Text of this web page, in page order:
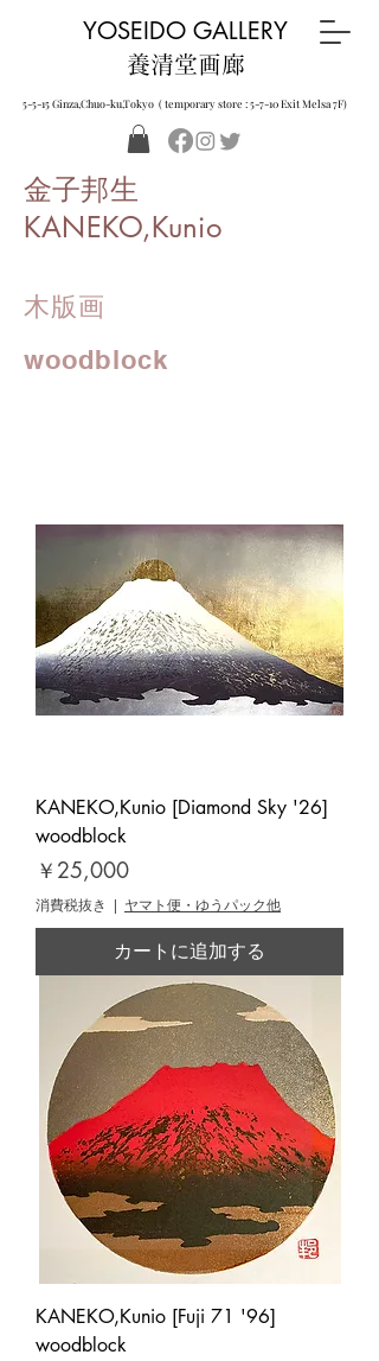
YOSEIDO GALLERY
養清堂画廊
5-5-15 Ginza,Chuo-ku,Tokyo ( temporary store : 5-7-10 Exit Melsa 7F)
金子邦生
KANEKO,Kunio
木版画
woodblock
KANEKO,Kunio [Diamond Sky '26]
woodblock
価格
￥25,000
消費税抜き | ヤマト便・ゆうパック他
カートに追加する
KANEKO,Kunio [Fuji 71 '96]
woodblock